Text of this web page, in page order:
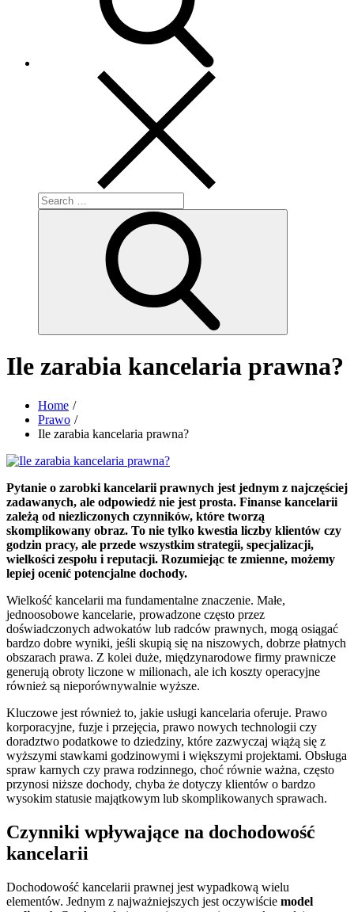
Search
for:
Ile zarabia kancelaria prawna?
Home
Prawo
Ile zarabia kancelaria prawna?
Pytanie o zarobki kancelarii prawnych jest jednym z najczęściej
zadawanych, ale odpowiedź nie jest prosta. Finanse kancelarii
zależą od niezliczonych czynników, które tworzą
skomplikowany obraz. To nie tylko kwestia liczby klientów czy
godzin pracy, ale przede wszystkim strategii, specjalizacji,
wielkości zespołu i reputacji. Rozumiejąc te zmienne, możemy
lepiej ocenić potencjalne dochody.
Wielkość kancelarii ma fundamentalne znaczenie. Małe,
jednoosobowe kancelarie, prowadzone często przez
doświadczonych adwokatów lub radców prawnych, mogą osiągać
bardzo dobre wyniki, jeśli skupią się na niszowych, dobrze płatnych
obszarach prawa. Z kolei duże, międzynarodowe firmy prawnicze
generują obroty liczone w milionach, ale ich koszty operacyjne
również są nieporównywalnie wyższe.
Kluczowe jest również to, jakie usługi kancelaria oferuje. Prawo
korporacyjne, fuzje i przejęcia, prawo nowych technologii czy
doradztwo podatkowe to dziedziny, które zazwyczaj wiążą się z
wyższymi stawkami godzinowymi i większymi projektami. Obsługa
spraw karnych czy prawa rodzinnego, choć równie ważna, często
przynosi niższe dochody, chyba że dotyczy klientów o bardzo
wysokim statusie majątkowym lub skomplikowanych sprawach.
Czynniki wpływające na dochodowość
kancelarii
Dochodowość kancelarii prawnej jest wypadkową wielu
elementów. Jednym z najważniejszych jest oczywiście model